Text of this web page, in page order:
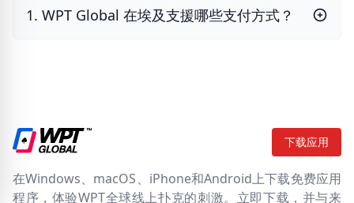
1. WPT Global 在埃及支援哪些支付方式？
下载应用
在Windows、macOS、iPhone和Android上下载免费应用
程序，体验WPT全球线上扑克的刺激。立即下载，并与来